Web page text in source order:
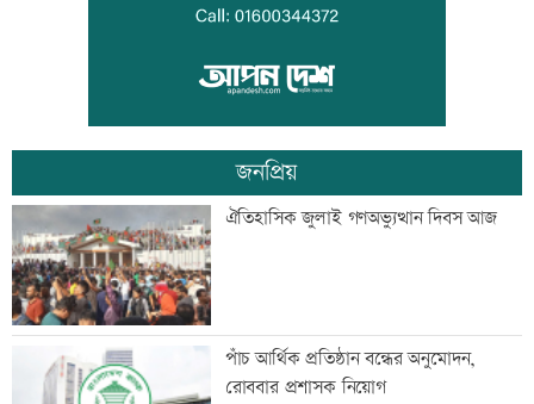
‘দেশ পরিচালনায় সরকার ব্যর্থ হলে তখন
সমালোচনা করবেন’
স্থগিত আলিম পরীক্ষার বিষয়সমূহের সূচি
প্রকাশ
বিপিএলে খেলতে চায় শ্রীলঙ্কার ফ্র্যাঞ্চাইজি
জনপ্রিয়
ঐতিহাসিক জুলাই গণঅভ্যুত্থান দিবস আজ
পাঁচ আর্থিক প্রতিষ্ঠান বন্ধের অনুমোদন,
রোববার প্রশাসক নিয়োগ